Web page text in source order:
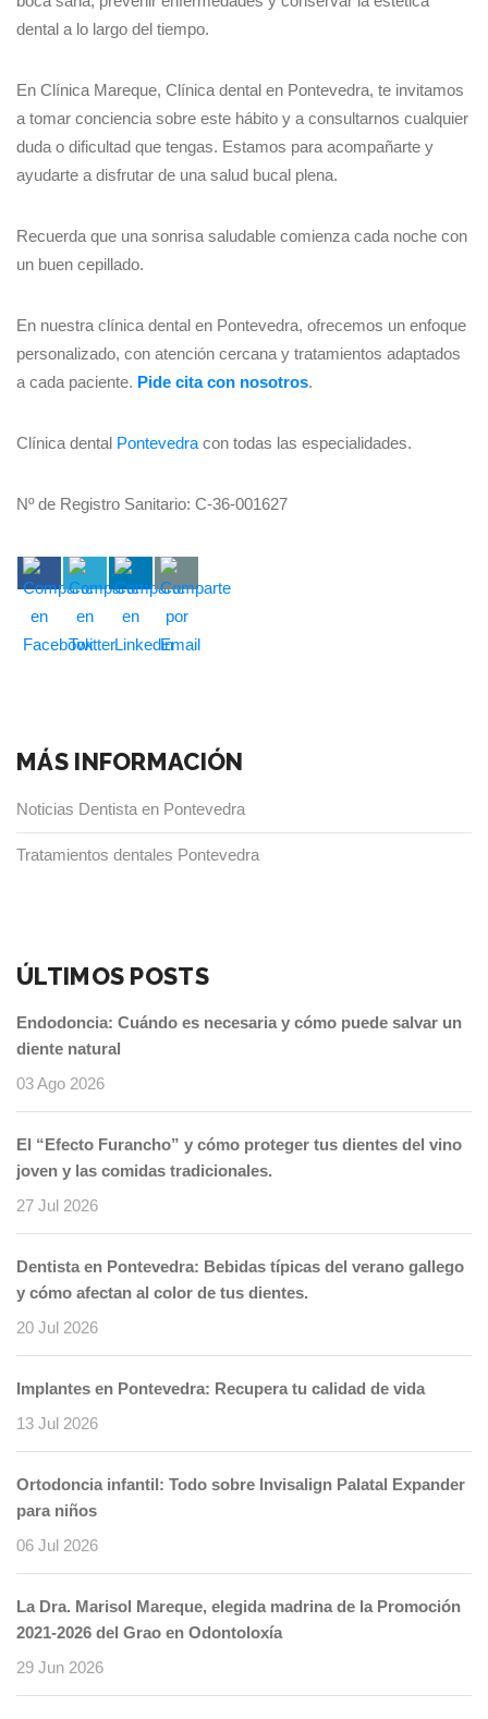
dental a lo largo del tiempo.
En Clínica Mareque, Clínica dental en Pontevedra, te invitamos
a tomar conciencia sobre este hábito y a consultarnos cualquier
duda o dificultad que tengas. Estamos para acompañarte y
ayudarte a disfrutar de una salud bucal plena.
Recuerda que una sonrisa saludable comienza cada noche con
un buen cepillado.
En nuestra clínica dental en Pontevedra, ofrecemos un enfoque
personalizado, con atención cercana y tratamientos adaptados
a cada paciente. Pide cita con nosotros.
Clínica dental Pontevedra con todas las especialidades.
Nº de Registro Sanitario: C-36-001627
MÁS INFORMACIÓN
Noticias Dentista en Pontevedra
Tratamientos dentales Pontevedra
ÚLTIMOS POSTS
Endodoncia: Cuándo es necesaria y cómo puede salvar un
diente natural
03 Ago 2026
El “Efecto Furancho” y cómo proteger tus dientes del vino
joven y las comidas tradicionales.
27 Jul 2026
Dentista en Pontevedra: Bebidas típicas del verano gallego
y cómo afectan al color de tus dientes.
20 Jul 2026
Implantes en Pontevedra: Recupera tu calidad de vida
13 Jul 2026
Ortodoncia infantil: Todo sobre Invisalign Palatal Expander
para niños
06 Jul 2026
La Dra. Marisol Mareque, elegida madrina de la Promoción
2021-2026 del Grao en Odontoloxía
29 Jun 2026